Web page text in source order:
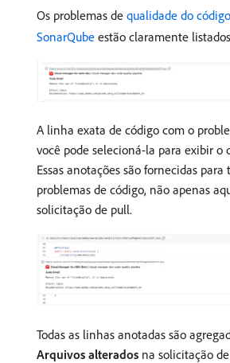
Os problemas de qualidade do código
SonarQube estão claramente
A linha exata de código com o
você pode selecioná-la para exibir o
Essas anotações são fornecidas para
problemas de código, não apenas
solicitação de pull.
Todas as linhas anotadas são
Arquivos alterados na solicitação